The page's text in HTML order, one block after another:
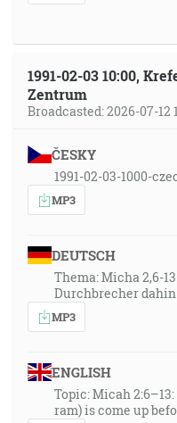
1991-02-03 10:00,
Zentrum
Broadcasted: 2026-07-12
ČESKY
1991-02-03-1000-
MP3
DEUTSCH
Thema: Micha 2,6-
Durchbrecher
MP3
ENGLISH
Topic: Micah
ram) is come up